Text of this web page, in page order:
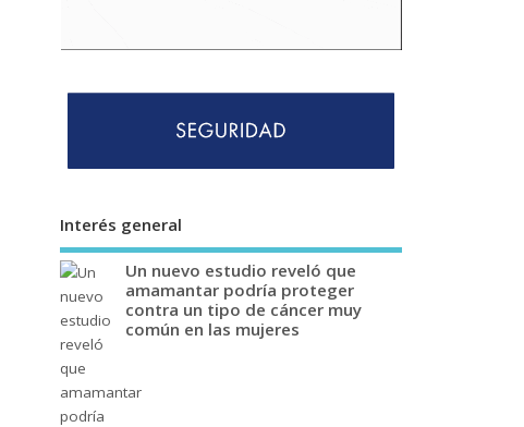
Interés general
Un nuevo estudio reveló que
amamantar podría proteger
contra un tipo de cáncer muy
común en las mujeres